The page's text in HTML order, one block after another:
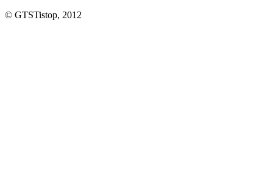
© GTSTistop, 2012